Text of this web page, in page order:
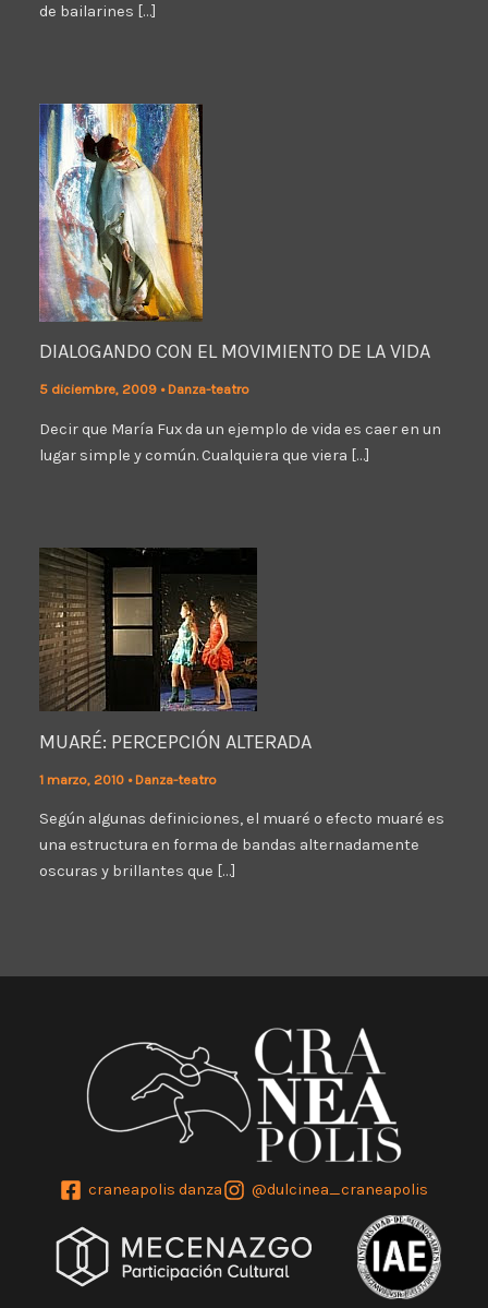
de bailarines […]
DIALOGANDO CON EL MOVIMIENTO DE LA VIDA
5 diciembre, 2009 • Danza-teatro
Decir que María Fux da un ejemplo de vida es caer en un
lugar simple y común. Cualquiera que viera […]
MUARÉ: PERCEPCIÓN ALTERADA
1 marzo, 2010 • Danza-teatro
Según algunas definiciones, el muaré o efecto muaré es
una estructura en forma de bandas alternadamente
oscuras y brillantes que […]
craneapolis danza @dulcinea_craneapolis